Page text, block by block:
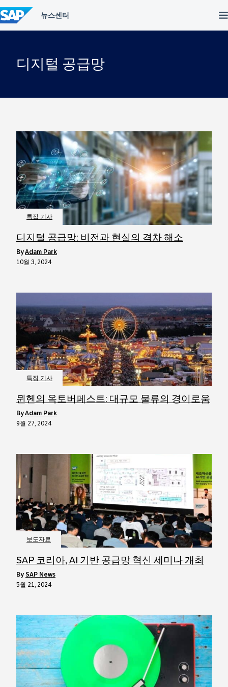
텐
츠
건
디지털 공급망
특집 기사
디지털 공급망: 비전과 현실의 격차 해소
byAdam Park
10월 3, 2024
특집 기사
뮌헨의 옥토버페스트: 대규모 물류의 경이로움
byAdam Park
9월 27, 2024
보도자료
SAP 코리아, AI 기반 공급망 혁신 세미나 개최
by SAP News
5월 21, 2024